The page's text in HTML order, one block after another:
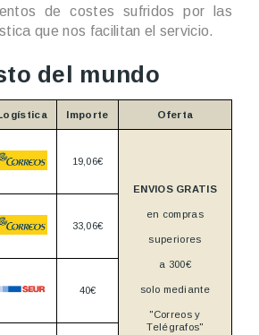
de costes sufridos por las
que nos facilitan el servicio.
del mundo
Importe Oferta
19,06€
ENVIOS GRATIS
en compras
superiores
a 300€
solo mediante
"Correos y
Telégrafos"
33,06€
40€